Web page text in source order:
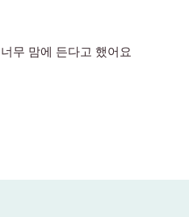
무 맘에 든다고 했어요